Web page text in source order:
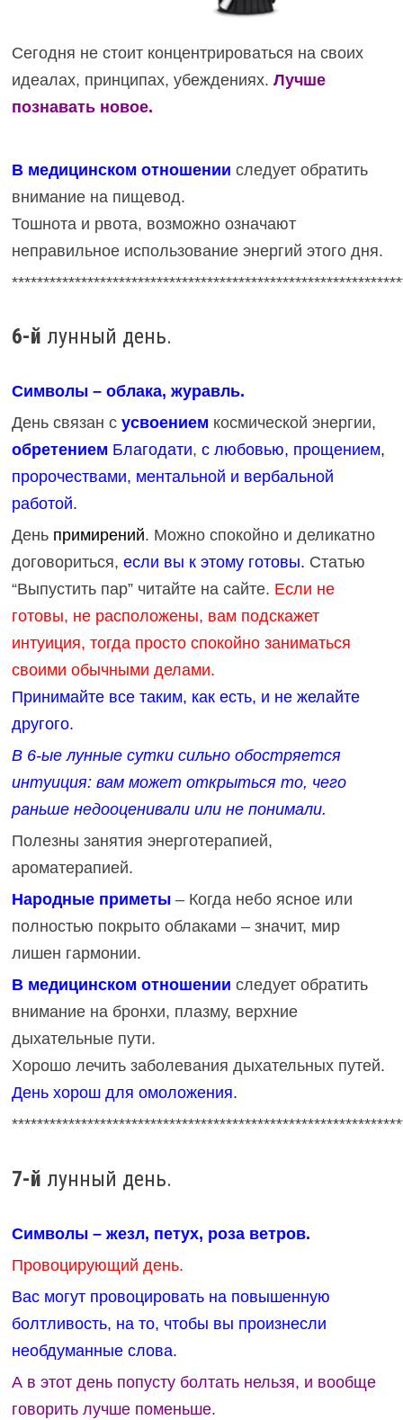
Сегодня не стоит концентрироваться на своих
идеалах, принципах, убеждениях. Лучше
познавать новое.
В медицинском отношении следует обратить
внимание на пищевод.
Тошнота и рвота, возможно означают
неправильное использование энергий этого дня.
6-й лунный день.
Символы – облака, журавль.
День связан с усвоением космической энергии,
обретением Благодати, с любовью, прощением,
пророчествами, ментальной и вербальной
работой.
Деньпримирений. Можно спокойно и деликатно
договориться, если вы к этому готовы. Статью
“Выпустить пар” читайте на сайте. Если не
готовы, не расположены, вам подскажет
интуиция, тогда просто спокойно заниматься
своими обычными делами.
Принимайте все таким, как есть, и не желайте
другого.
В 6-ые лунные сутки сильно обостряется
интуиция: вам может открыться то, чего
раньше недооценивали или не понимали.
Полезны занятия энерготерапией,
ароматерапией.
Народные приметы– Когда небо ясное или
полностью покрыто облаками – значит, мир
лишен гармонии.
В медицинском отношении следует обратить
внимание на бронхи, плазму, верхние
дыхательные пути.
Хорошо лечить заболевания дыхательных путей.
День хорош для омоложения.
7-й лунный день.
Символы – жезл, петух, роза ветров.
Провоцирующий день.
Вас могут провоцировать на повышенную
болтливость, на то, чтобы вы произнесли
необдуманные слова.
А в этот день попусту болтать нельзя, и вообще
говорить лучше поменьше.